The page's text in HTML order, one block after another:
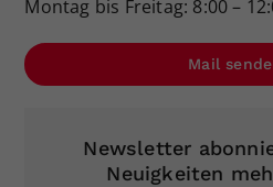
Montag bis Freitag: 8:00 –
Mail
Newsletter
Neuigkeiten